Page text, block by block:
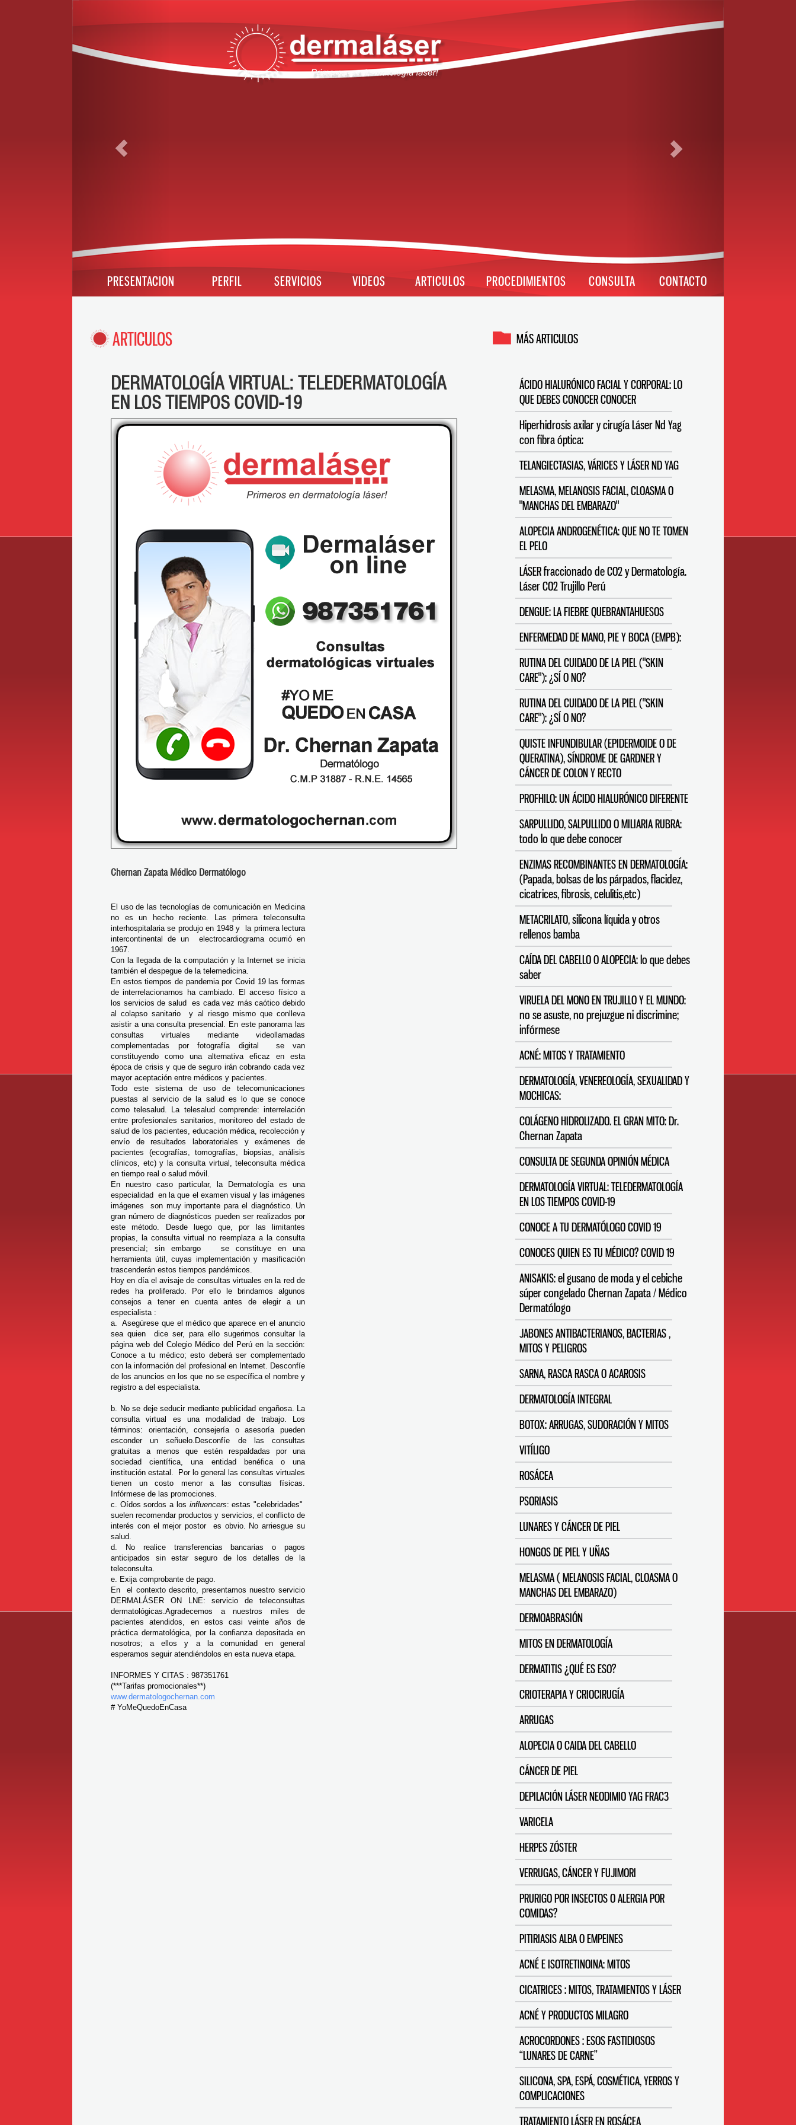
PRESENTACION PERFIL SERVICIOS VIDEOS ARTICULOS PROCEDIMIENTOS CONSULTA CONTACTO
ARTICULOS
DERMATOLOGÍA VIRTUAL: TELEDERMATOLOGÍA
EN LOS TIEMPOS COVID-19
Chernan Zapata Médico Dermatólogo
El uso de las tecnologías de comunicación en Medicina
no es un hecho reciente. Las primera teleconsulta
interhospitalaria se produjo en 1948 y la primera lectura
intercontinental de un electrocardiograma ocurrió en
1967.
Con la llegada de la computación y la Internet se inicia
también el despegue de la telemedicina.
En estos tiempos de pandemia por Covid 19 las formas
de interrelacionarnos ha cambiado. El acceso físico a
los servicios de salud es cada vez más caótico debido
al colapso sanitario y al riesgo mismo que conlleva
asistir a una consulta presencial. En este panorama las
consultas virtuales mediante videollamadas
complementadas por fotografía digital se van
constituyendo como una alternativa eficaz en esta
época de crisis y que de seguro irán cobrando cada vez
mayor aceptación entre médicos y pacientes.
Todo este sistema de uso de telecomunicaciones
puestas al servicio de la salud es lo que se conoce
como telesalud. La telesalud comprende: interrelación
entre profesionales sanitarios, monitoreo del estado de
salud de los pacientes, educación médica, recolección y
envío de resultados laboratoriales y exámenes de
pacientes (ecografías, tomografías, biopsias, análisis
clínicos, etc) y la consulta virtual, teleconsulta médica
en tiempo real o salud móvil.
En nuestro caso particular, la Dermatología es una
especialidad en la que el examen visual y las imágenes
imágenes son muy importante para el diagnóstico. Un
gran número de diagnósticos pueden ser realizados por
este método. Desde luego que,por las limitantes
propias, la consulta virtual no reemplaza a la consulta
presencial; sin embargo se constituye en una
herramienta útil, cuyas implementación y masificación
trascenderán estos tiempos pandémicos.
Hoy en día el avisaje de consultas virtuales en la red de
redes ha proliferado. Por ello le brindamos algunos
consejos a tener en cuenta antes de elegir a un
especialista :
a. Asegúrese que el médico que aparece en el anuncio
sea quien dice ser, para ello sugerimos consultar la
página web del Colegio Médico del Perú en la sección:
Conoce a tu médico; esto deberá ser complementado
con la información del profesional en Internet. Desconfíe
de los anuncios en los que no se específica el nombre y
registro a del especialista.
b. No se deje seducir mediante publicidad engañosa. La
consulta virtual es una modalidad de trabajo.
Los
términos: orientación, consejería o asesoría pueden
esconder un señuelo. Desconfíe de las consultas
gratuitas a menos que estén respaldadas por una
sociedad científica, una entidad benéfica o una
institución estatal. Por lo general las consultas virtuales
tienen un costo menor a las consultas físicas.
Infórmese de las promociones.
c. Oídos sordos a los influencers: estas "celebridades"
suelen recomendar productos y servicios, el conflicto de
interés con el mejor postor es obvio. No arriesgue su
salud.
d. No realice transferencias bancarias o pagos
anticipados sin estar seguro de los detalles de la
teleconsulta.
e. Exija comprobante de pago.
En el contexto descrito, presentamos nuestro servicio
DERMALÁSER ON LNE: servicio de teleconsultas
dermatológicas.Agradecemos a nuestros miles de
pacientes atendidos, en estos casi veinte años de
práctica dermatológica, por la confianza depositada en
nosotros; a ellos y a la comunidad en general
esperamos seguir atendiéndolos en esta nueva etapa.
INFORMES Y CITAS : 987351761
(***Tarifas promocionales**)
www.dermatologochernan.com
# YoMeQuedoEnCasa
MÁS ARTICULOS
ÁCIDO HIALURÓNICO FACIAL Y CORPORAL: LO
QUE DEBES CONOCER CONOCER
Hiperhidrosis axilar y cirugía Láser Nd Yag
con fibra óptica:
TELANGIECTASIAS, VÁRICES Y LÁSER ND YAG
MELASMA, MELANOSIS FACIAL, CLOASMA O
"MANCHAS DEL EMBARAZO"
ALOPECIA ANDROGENÉTICA: QUE NO TE TOMEN
EL PELO
LÁSER fraccionado de CO2 y Dermatología.
Láser CO2 Trujillo Perú
DENGUE: LA FIEBRE QUEBRANTAHUESOS
ENFERMEDAD DE MANO, PIE Y BOCA (EMPB):
RUTINA DEL CUIDADO DE LA PIEL ("SKIN
CARE"): ¿SÍ O NO?
RUTINA DEL CUIDADO DE LA PIEL ("SKIN
CARE"): ¿SÍ O NO?
QUISTE INFUNDIBULAR (EPIDERMOIDE O DE
QUERATINA), SÍNDROME DE GARDNER Y
CÁNCER DE COLON Y RECTO
PROFHILO: UN ÁCIDO HIALURÓNICO DIFERENTE
SARPULLIDO, SALPULLIDO O MILIARIA RUBRA:
todo lo que debe conocer
ENZIMAS RECOMBINANTES EN DERMATOLOGÍA:
(Papada, bolsas de los párpados, flacidez,
cicatrices, fibrosis, celulitis,etc)
METACRILATO, silicona líquida y otros
rellenos bamba
CAÍDA DEL CABELLO O ALOPECIA: lo que debes
saber
VIRUELA DEL MONO EN TRUJILLO Y EL MUNDO:
no se asuste, no prejuzgue ni discrimine;
infórmese
ACNÉ: MITOS Y TRATAMIENTO
DERMATOLOGÍA, VENEREOLOGÍA, SEXUALIDAD Y
MOCHICAS:
COLÁGENO HIDROLIZADO. EL GRAN MITO: Dr.
Chernan Zapata
CONSULTA DE SEGUNDA OPINIÓN MÉDICA
DERMATOLOGÍA VIRTUAL: TELEDERMATOLOGÍA
EN LOS TIEMPOS COVID-19
CONOCE A TU DERMATÓLOGO COVID 19
CONOCES QUIEN ES TU MÉDICO? COVID 19
ANISAKIS: el gusano de moda y el cebiche
súper congelado Chernan Zapata / Médico
Dermatólogo
JABONES ANTIBACTERIANOS, BACTERIAS ,
MITOS Y PELIGROS
SARNA, RASCA RASCA O ACAROSIS
DERMATOLOGÍA INTEGRAL
BOTOX: ARRUGAS, SUDORACIÓN Y MITOS
VITÍLIGO
ROSÁCEA
PSORIASIS
LUNARES Y CÁNCER DE PIEL
HONGOS DE PIEL Y UÑAS
MELASMA ( MELANOSIS FACIAL, CLOASMA O
MANCHAS DEL EMBARAZO)
DERMOABRASIÓN
MITOS EN DERMATOLOGÍA
DERMATITIS ¿QUÉ ES ESO?
CRIOTERAPIA Y CRIOCIRUGÍA
ARRUGAS
ALOPECIA O CAIDA DEL CABELLO
CÁNCER DE PIEL
DEPILACIÓN LÁSER NEODIMIO YAG FRAC3
VARICELA
HERPES ZÓSTER
VERRUGAS, CÁNCER Y FUJIMORI
PRURIGO POR INSECTOS O ALERGIA POR
COMIDAS?
PITIRIASIS ALBA O EMPEINES
ACNÉ E ISOTRETINOINA: MITOS
CICATRICES : MITOS, TRATAMIENTOS Y LÁSER
ACNÉ Y PRODUCTOS MILAGRO
ACROCORDONES : ESOS FASTIDIOSOS
“LUNARES DE CARNE”
SILICONA, SPA, ESPÁ, COSMÉTICA, YERROS Y
COMPLICACIONES
TRATAMIENTO LÁSER EN ROSÁCEA